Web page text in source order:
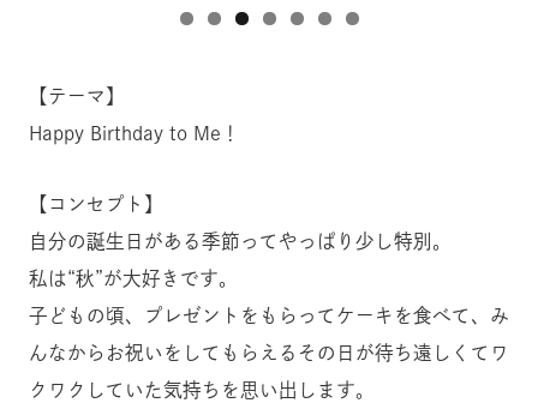
【テーマ】
Happy Birthday to Me！
【コンセプト】
自分の誕生日がある季節ってやっぱり少し特別。
私は“秋”が大好きです。
子どもの頃、プレゼントをもらってケーキを食べて、み
んなからお祝いをしてもらえるその日が待ち遠しくてワ
クワクしていた気持ちを思い出します。